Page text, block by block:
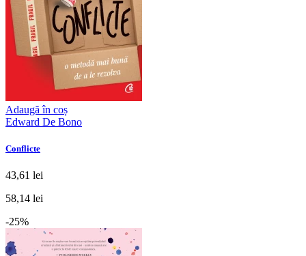
Adaugă în coș
Edward De Bono
Conflicte
43,61 lei
58,14 lei
-25%